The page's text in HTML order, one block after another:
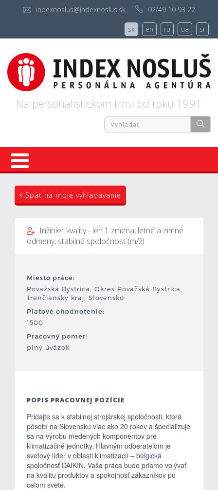
indexnoslus@indexnoslus.sk 02/49 10 93 22
sk en ru ua sr
Na personalistickom trhu od roku 1991
Úvod
Mzdová kalkulačka
Uchádzači
Zamestnávatelia
Späť na moje vyhľadávanie
Inžinier kvality - len 1 zmena, letné a zimné
odmeny, stabilná spoločnosť (m/ž)
Miesto práce:
Považská Bystrica, Okres Považská Bystrica,
Trenčiansky kraj, Slovensko
Platové ohodnotenie:
1500
Pracovný pomer:
plný úväzok
POPIS PRACOVNEJ POZÍCIE
Pridajte sa k stabilnej strojárskej spoločnosti, ktorá
pôsobí na Slovensku viac ako 20 rokov a špecializuje
sa na výrobu medených komponentov pre
klimatizačné jednotky. Hlavným odberateľom je
svetový líder v oblasti klimatizácií – belgická
spoločnosť DAIKIN. Vaša práca bude priamo vplývať
na kvalitu produktov a spokojnosť zákazníkov po
celom svete.